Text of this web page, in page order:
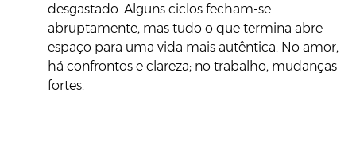
desgastado. Alguns ciclos fecham-se
abruptamente, mas tudo o que termina abre
espaço para uma vida mais autêntica. No amor,
há confrontos e clareza; no trabalho, mudanças
fortes.